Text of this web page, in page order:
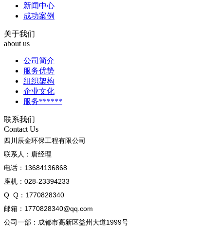
新闻中心
成功案例
关于我们
about us
公司简介
服务优势
组织架构
企业文化
服务******
联系我们
Contact Us
四川辰金环保工程有限公司
联系人：唐经理
电话：13684136868
座机：028-23394233
Q Q：1770828340
邮箱：1770828340@qq.com
公司一部：成都市高新区益州大道1999号